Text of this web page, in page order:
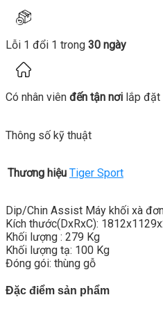
Lỗi 1 đổi 1 trong 30 ngày
Có nhân viên đến tận nơi lắp đặt
Thông số kỹ thuật
Thương hiệu Tiger Sport
Dip/Chin Assist Máy khối xà
Kích thước(DxRxC):
Khối lượng : 279 Kg
Khối lượng tạ: 100 Kg
Đóng gói: thùng gỗ
Đặc điểm sản phẩm